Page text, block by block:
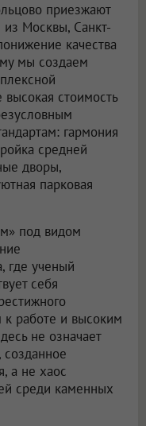
приезжают
из Москвы, Санкт-
качества
мы создаем
высокая стоимость
гармония
средней
дворы,
парковая
под видом
где ученый
себя
работе и высоким
не означает
а не хаос
среди каменных